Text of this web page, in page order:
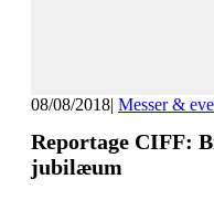
08/08/2018| Messer &
Reportage CIFF:
jubilæum